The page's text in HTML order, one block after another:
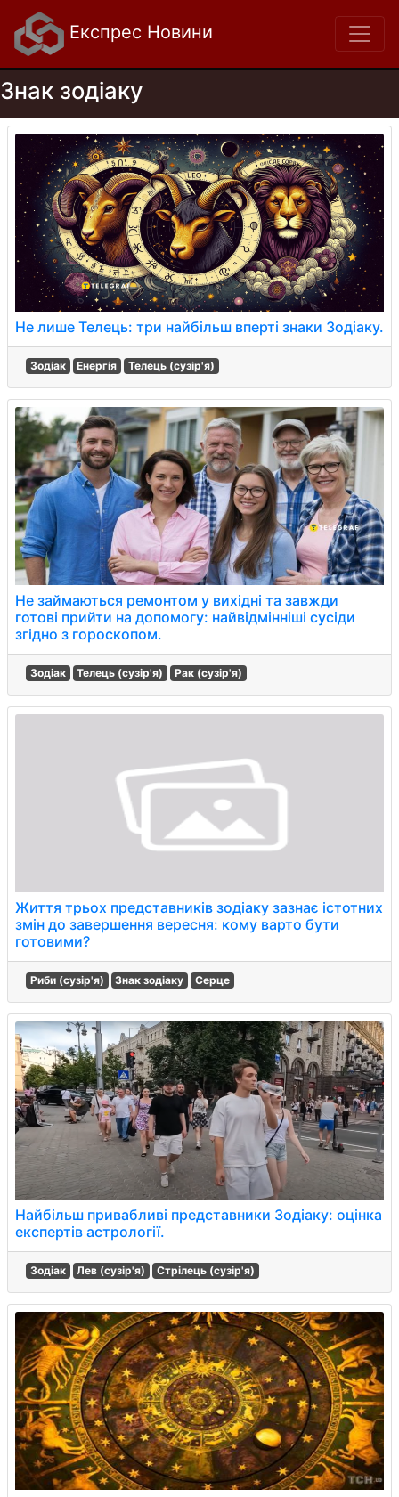
Експрес Новини
Знак зодіаку
Не лише Телець: три найбільш вперті знаки Зодіаку.
Зодіак Енергія Телець (сузір'я)
Не займаються ремонтом у вихідні та завжди
готові прийти на допомогу: найвідмінніші сусіди
згідно з гороскопом.
Зодіак Телець (сузір'я) Рак (сузір'я)
Життя трьох представників зодіаку зазнає істотних
змін до завершення вересня: кому варто бути
готовими?
Риби (сузір'я) Знак зодіаку Серце
Найбільш привабливі представники Зодіаку: оцінка
експертів астрології.
Зодіак Лев (сузір'я) Стрілець (сузір'я)